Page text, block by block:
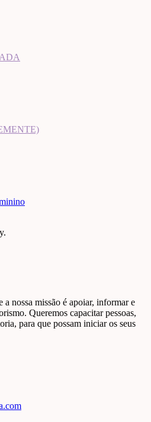
nossa missão é apoiar, informar e
Queremos capacitar pessoas,
para que possam iniciar os seus